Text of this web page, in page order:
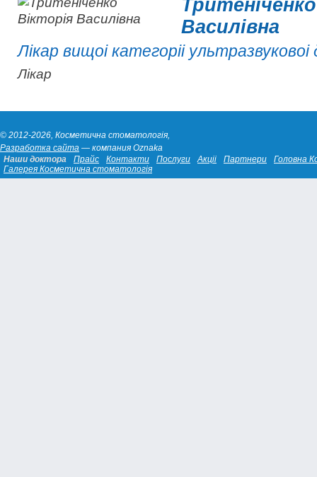
Василiвна
Лiкар вищоi категорii ультразвуковоi
Лiкар
© 2012-2026, Косметична стоматологiя,
Разработка сайта — компания Oznaka
Наши доктора
Прайс Контакти Послуги Акцii Партнери
Головна
Галерея Косметична стоматологiя